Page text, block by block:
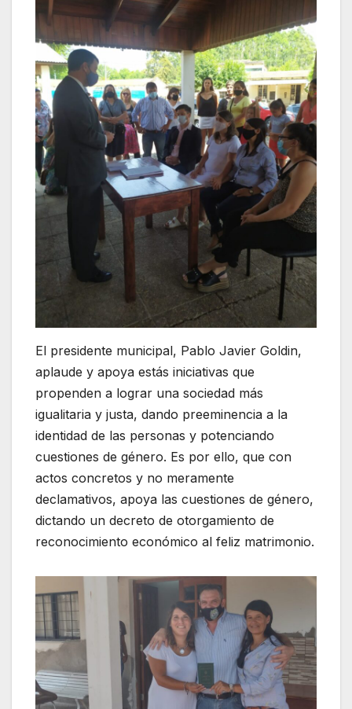
El presidente municipal, Pablo Javier Goldin,
aplaude y apoya estás iniciativas que
propenden a lograr una sociedad más
igualitaria y justa, dando preeminencia a la
identidad de las personas y potenciando
cuestiones de género. Es por ello, que con
actos concretos y no meramente
declamativos, apoya las cuestiones de género,
dictando un decreto de otorgamiento de
reconocimiento económico al feliz matrimonio.